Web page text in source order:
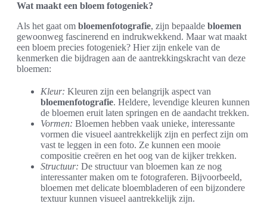
Wat maakt een bloem fotogeniek?
Als het gaat om bloemenfotografie, zijn bepaalde bloemen
gewoonweg fascinerend en indrukwekkend. Maar wat maakt
een bloem precies fotogeniek? Hier zijn enkele van de
kenmerken die bijdragen aan de aantrekkingskracht van deze
bloemen:
Kleur: Kleuren zijn een belangrijk aspect van
bloemenfotografie. Heldere, levendige kleuren kunnen
de bloemen eruit laten springen en de aandacht trekken.
Vormen: Bloemen hebben vaak unieke, interessante
vormen die visueel aantrekkelijk zijn en perfect zijn om
vast te leggen in een foto. Ze kunnen een mooie
compositie creëren en het oog van de kijker trekken.
Structuur: De structuur van bloemen kan ze nog
interessanter maken om te fotograferen. Bijvoorbeeld,
bloemen met delicate bloembladeren of een bijzondere
textuur kunnen visueel aantrekkelijk zijn.